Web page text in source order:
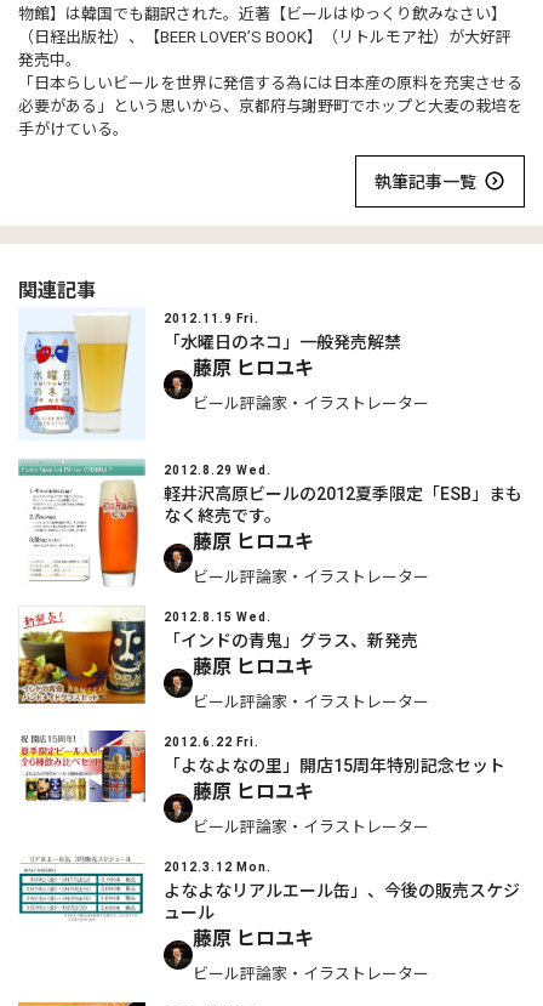
物館】は韓国でも翻訳された。近著【ビールはゆっくり飲みなさい】
（日経出版社）、【BEER LOVER’S BOOK】（リトルモア社）が大好評
発売中。
「日本らしいビールを世界に発信する為には日本産の原料を充実させる
必要がある」という思いから、京都府与謝野町でホップと大麦の栽培を
手がけている。
執筆記事一覧
関連記事
2012.11.9 Fri.
「水曜日のネコ」一般発売解禁
藤原 ヒロユキ
ビール評論家・イラストレーター
2012.8.29 Wed.
軽井沢高原ビールの2012夏季限定「ESB」まも
なく終売です。
藤原 ヒロユキ
ビール評論家・イラストレーター
2012.8.15 Wed.
「インドの青鬼」グラス、新発売
藤原 ヒロユキ
ビール評論家・イラストレーター
2012.6.22 Fri.
「よなよなの里」開店15周年特別記念セット
藤原 ヒロユキ
ビール評論家・イラストレーター
2012.3.12 Mon.
よなよなリアルエール缶」、今後の販売スケジ
ュール
藤原 ヒロユキ
ビール評論家・イラストレーター